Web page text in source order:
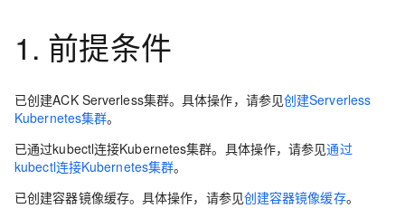
1. 前提条件
已创建ACK Serverless集群。具体操作，请参见创建Serverless
Kubernetes集群。
已通过kubectl连接Kubernetes集群。具体操作，请参见通过
kubectl连接Kubernetes集群。
已创建容器镜像缓存。具体操作，请参见创建容器镜像缓存。